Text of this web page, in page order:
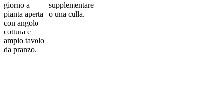
giorno a
pianta aperta
con angolo
cottura e
ampio tavolo
da pranzo.
supplementare
o una culla.